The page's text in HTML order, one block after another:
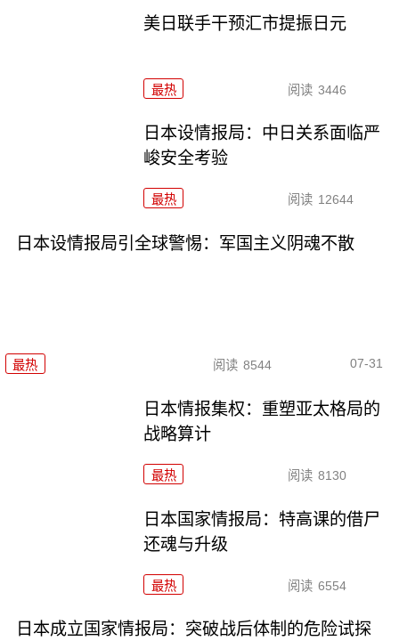
美日联手干预汇市提振日元
最热 阅读 3446
日本设情报局：中日关系面临严
峻安全考验
最热 阅读 12644
日本设情报局引全球警惕：军国主义阴魂不散
最热 阅读 8544 07-31
日本情报集权：重塑亚太格局的
战略算计
最热 阅读 8130
日本国家情报局：特高课的借尸
还魂与升级
最热 阅读 6554
日本成立国家情报局：突破战后体制的危险试探